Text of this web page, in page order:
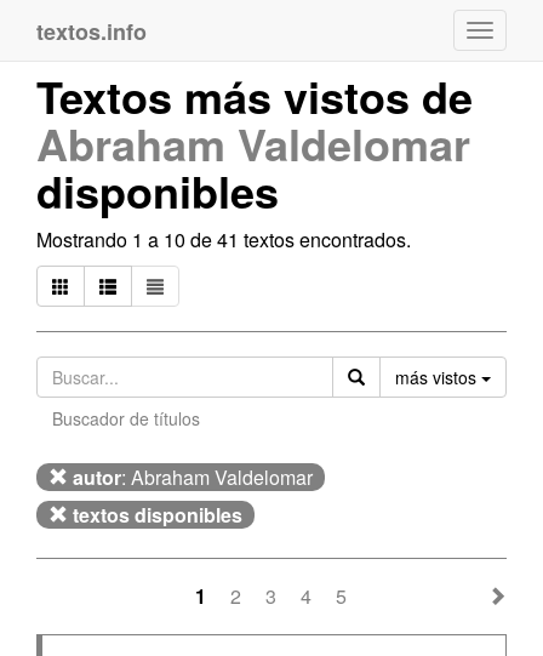
textos.info
Textos más vistos de
Abraham Valdelomar
disponibles
Mostrando 1 a 10 de 41 textos encontrados.
más vistos
Buscador de títulos
autor: Abraham Valdelomar
textos disponibles
1 2 3 4 5